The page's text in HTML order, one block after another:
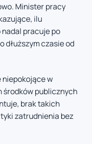
Minister pracy
ilu
pracuje po
dłuższym czasie od
niepokojące w
środków publicznych
brak takich
zatrudnienia bez